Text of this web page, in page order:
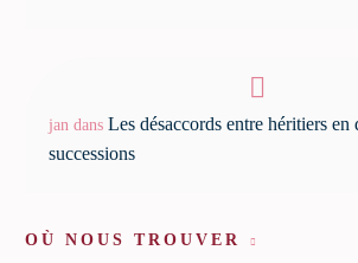
jan dans Les désaccords entre héritiers en
successions
OÙ NOUS TROUVER